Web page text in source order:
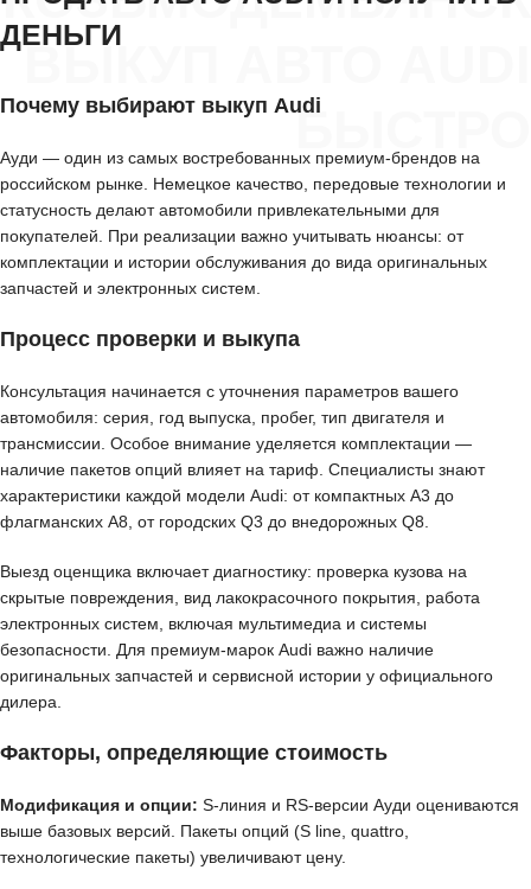
ВЫКУП АВТО AUDI
БЫСТРО
ДЕНЬГИ
Почему выбирают выкуп Audi
Ауди — один из самых востребованных премиум-брендов на
российском рынке. Немецкое качество, передовые технологии и
статусность делают автомобили привлекательными для
покупателей. При реализации важно учитывать нюансы: от
комплектации и истории обслуживания до вида оригинальных
запчастей и электронных систем.
Процесс проверки и выкупа
Консультация начинается с уточнения параметров вашего
автомобиля: серия, год выпуска, пробег, тип двигателя и
трансмиссии. Особое внимание уделяется комплектации —
наличие пакетов опций влияет на тариф. Специалисты знают
характеристики каждой модели Audi: от компактных A3 до
флагманских A8, от городских Q3 до внедорожных Q8.
Выезд оценщика включает диагностику: проверка кузова на
скрытые повреждения, вид лакокрасочного покрытия, работа
электронных систем, включая мультимедиа и системы
безопасности. Для премиум-марок Audi важно наличие
оригинальных запчастей и сервисной истории у официального
дилера.
Факторы, определяющие стоимость
Модификация и опции: S-линия и RS-версии Ауди оцениваются
выше базовых версий. Пакеты опций (S line, quattro,
технологические пакеты) увеличивают цену.